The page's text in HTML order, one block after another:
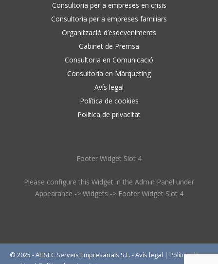
Consultoria per a empreses en crisis
Consultoria per a empreses familiars
Organització d’esdeveniments
Gabinet de Premsa
Consultoria en Comunicació
Consultoria en Màrqueting
Avís legal
Política de cookies
Política de privacitat
Footer Widget Slot 4
Please configure this Widget in the Admin Panel under
Appearance -> Widgets -> Footer Widget Slot 4
© 2025 - AFISEC Serveis Empresarials S.L. -Avís legal | Política de